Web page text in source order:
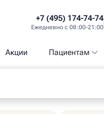
+7 (495) 174-74-74
Ежедневно с 08:00-21:00
Акции Пациентам